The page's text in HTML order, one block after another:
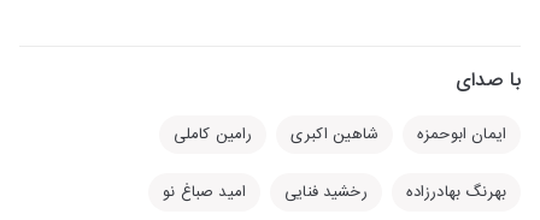
با صدای
ایمان ابوحمزه شاهین اکبری رامین کاملی
بهرنگ بهادرزاده رخشید فنایی امید صباغ نو